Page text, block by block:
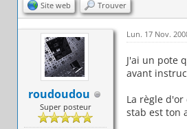
Site web Trouver
roudoudou
Super posteur
Lun. 17 Nov.
J'ai un pote
avant
La règle
stab est ton